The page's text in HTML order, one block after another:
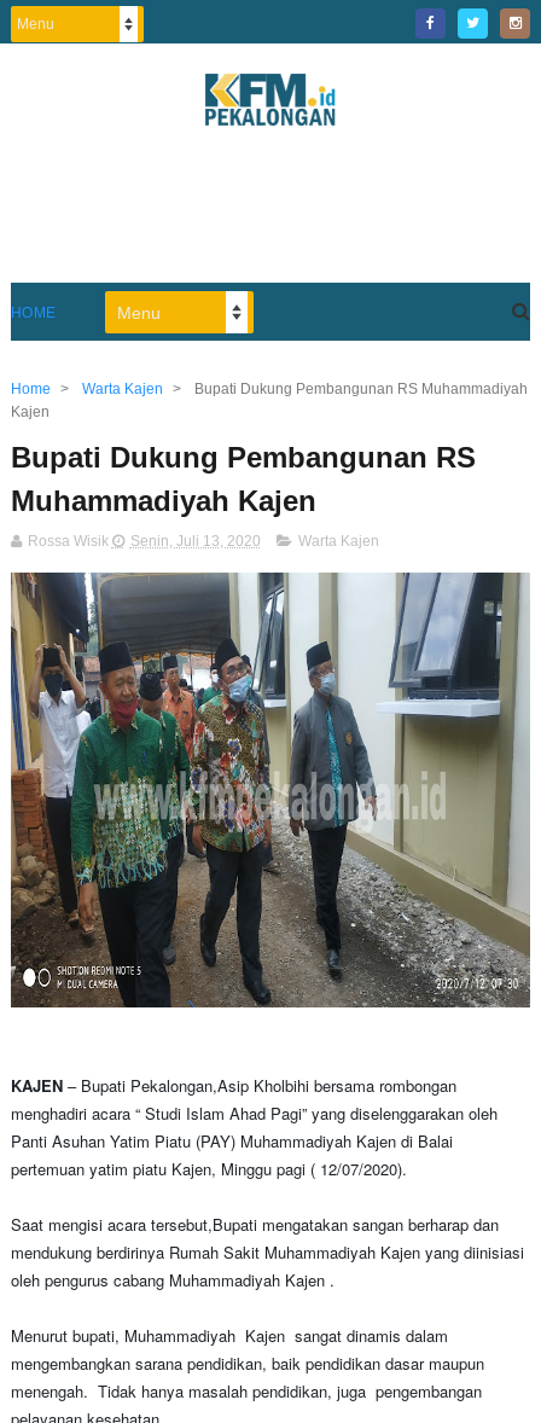
HOME
Home > Warta Kajen >
Bupati Dukung Pembangunan RS Muhammadiyah
Kajen
Bupati Dukung Pembangunan RS
Muhammadiyah Kajen
Rossa Wisik Senin, Juli 13, 2020 Warta Kajen
KAJEN– Bupati Pekalongan,Asip Kholbihi bersama rombongan
menghadiri acara “ Studi Islam Ahad Pagi” yang diselenggarakan oleh
Panti Asuhan Yatim Piatu (PAY) Muhammadiyah Kajen di Balai
pertemuan yatim piatu Kajen, Minggu pagi ( 12/07/2020).
Saat mengisi acara tersebut,Bupati mengatakan sangan berharap dan
mendukung berdirinya Rumah Sakit Muhammadiyah Kajen yang diinisiasi
oleh pengurus cabang Muhammadiyah Kajen .
Menurut bupati, Muhammadiyah Kajen sangat dinamis dalam
mengembangkan sarana pendidikan, baik pendidikan dasar maupun
menengah. Tidak hanya masalah pendidikan, juga pengembangan